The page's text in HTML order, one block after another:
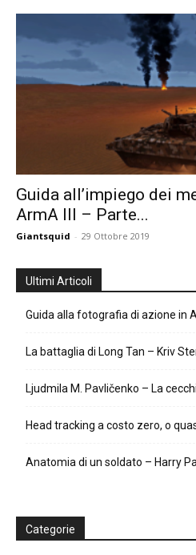
Guida all’impiego dei
ArmA III – Parte...
Giantsquid - 29 Ottobre 2019
Ultimi Articoli
Guida alla fotografia di azione in
La battaglia di Long Tan – Kriv
Ljudmila M. Pavličenko – La
Head tracking a costo zero, o
Anatomia di un soldato – Harry
Categorie